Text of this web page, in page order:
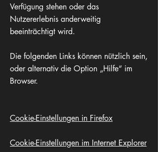
Verfügung stehen oder das
Nutzererlebnis anderweitig
beeinträchtigt wird.
Die folgenden Links können nützlich sein,
oder alternativ die Option „Hilfe“ im
Browser.
Cookie-Einstellungen in Firefox
Cookie-Einstellungen im Internet Explorer